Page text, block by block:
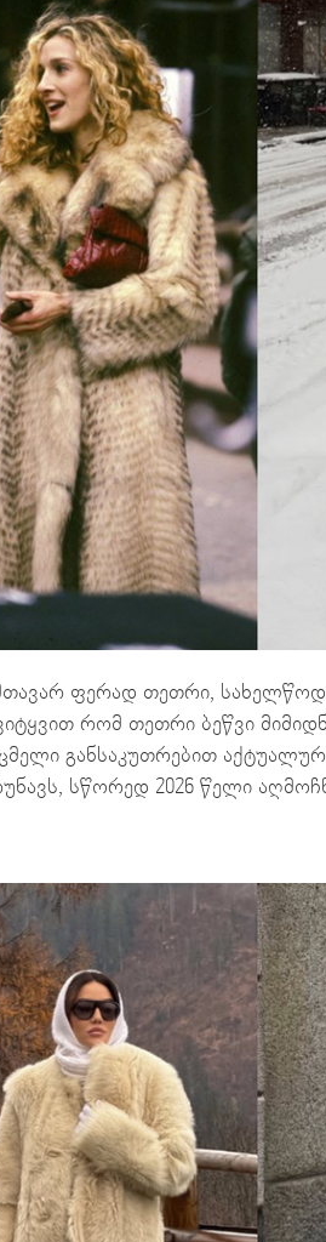
ფერად თეთრი,
რომ თეთრი ბეწვი
განსაკუთრებით
სწორედ 2026 წელი